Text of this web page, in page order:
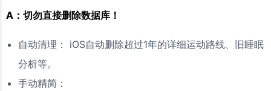
A：切勿直接删除数据库！
自动清理： iOS自动删除超过1年的详细运动路线、旧睡眠
分析等。
手动精简：